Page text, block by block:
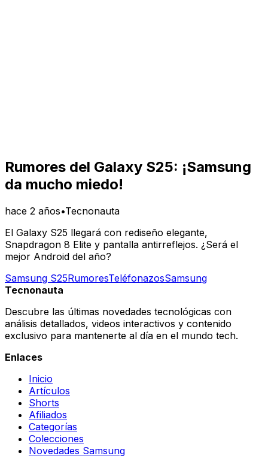
Rumores del Galaxy S25: ¡Samsung
da mucho miedo!
hace 2 años•Tecnonauta
El Galaxy S25 llegará con rediseño elegante,
Snapdragon 8 Elite y pantalla antirreflejos. ¿Será el
mejor Android del año?
Samsung S25RumoresTeléfonazosSamsung
Tecnonauta
Descubre las últimas novedades tecnológicas con
análisis detallados, videos interactivos y contenido
exclusivo para mantenerte al día en el mundo tech.
Enlaces
Inicio
Artículos
Shorts
Afiliados
Categorías
Colecciones
Novedades Samsung